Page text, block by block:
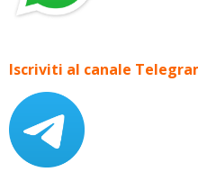
Iscriviti al canale